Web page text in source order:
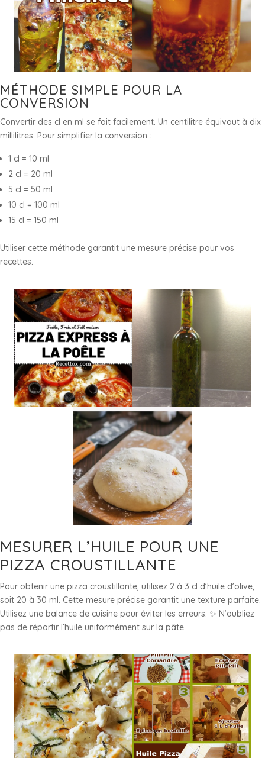
MÉTHODE SIMPLE POUR LA
CONVERSION
Convertir des cl en ml se fait facilement. Un centilitre équivaut à dix
millilitres. Pour simplifier la conversion :
1 cl = 10 ml
2 cl = 20 ml
5 cl = 50 ml
10 cl = 100 ml
15 cl = 150 ml
Utiliser cette méthode garantit une mesure précise pour vos
recettes.
MESURER L’HUILE POUR UNE
PIZZA CROUSTILLANTE
Pour obtenir une pizza croustillante, utilisez 2 à 3 cl d’huile d’olive,
soit 20 à 30 ml. Cette mesure précise garantit une texture parfaite.
Utilisez une balance de cuisine pour éviter les erreurs. ✨ N’oubliez
pas de répartir l’huile uniformément sur la pâte.